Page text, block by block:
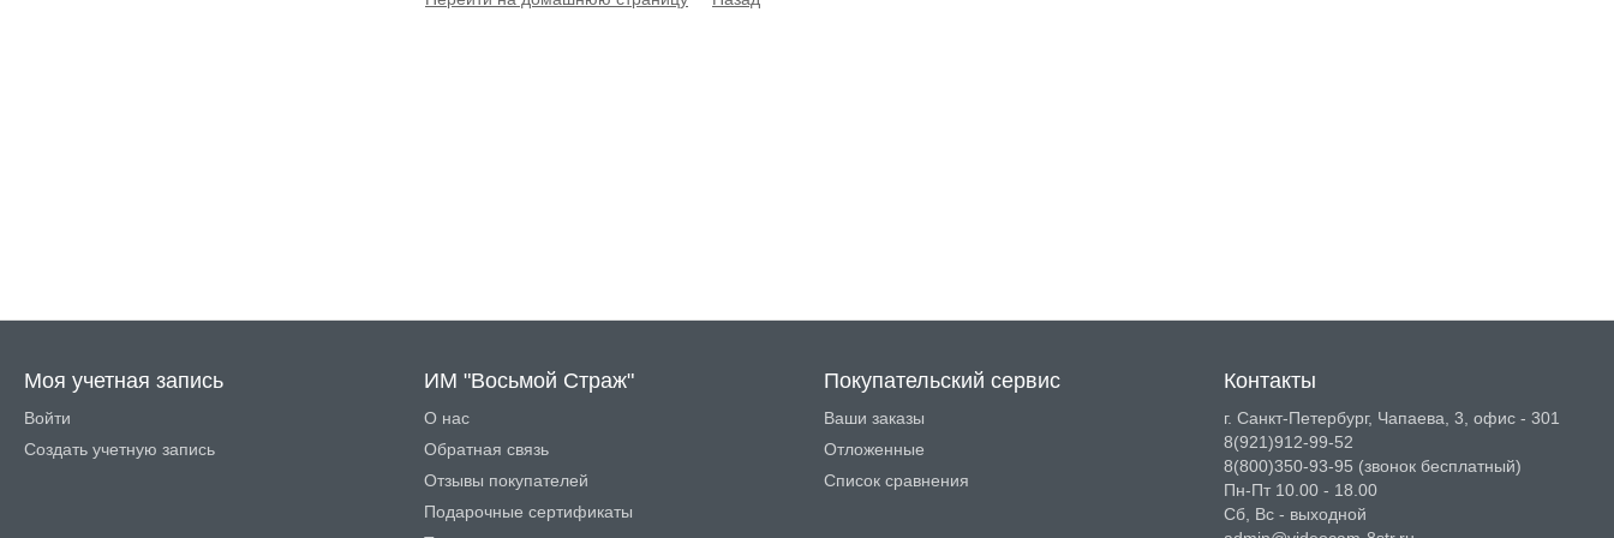
Моя учетная запись
Войти
Создать учетную запись
ИМ "Восьмой Страж"
О нас
Обратная связь
Отзывы покупателей
Подарочные сертификаты
Покупательский сервис
Ваши заказы
Отложенные
Список сравнения
Контакты
г. Санкт-Петербург, Чапаева, 3, офис - 301
8(921)912-99-52
8(800)350-93-95 (звонок бесплатный)
Пн-Пт 10.00 - 18.00
Сб, Вс - выходной